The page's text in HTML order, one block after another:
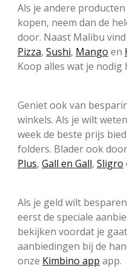
Als je andere
kopen, neem dan de
door. Naast Malibu
Pizza, Sushi, Mango en
Koop alles wat je nodig
Geniet ook van
winkels. Als je wilt
week de beste prijs
folders. Blader ook
Plus, Gall en Gall, Sligro
Als je geld wilt
eerst de speciale
bekijken voordat je
aanbiedingen bij de
onze Kimbino app app.